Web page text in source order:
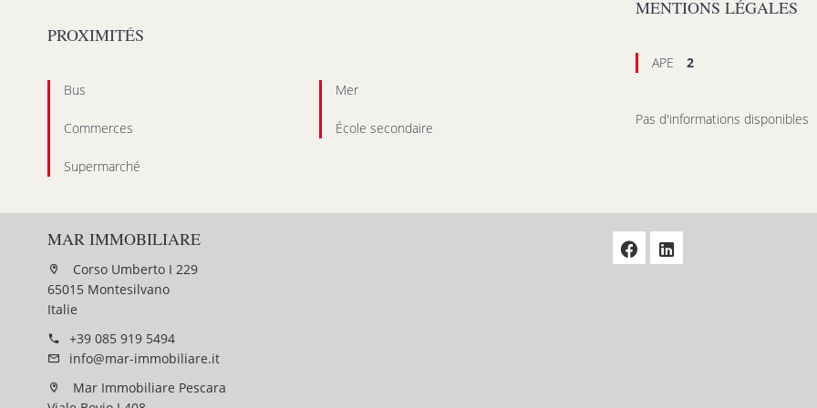
PROXIMITÉS
Bus Mer
Commerces École secondaire
Supermarché
MENTIONS LÉGALES
APE 2
Pas d'informations disponibles
MAR IMMOBILIARE
Corso Umberto I 229
65015 Montesilvano
Italie
+39 085 919 5494
info@mar-immobiliare.it
Mar Immobiliare Pescara